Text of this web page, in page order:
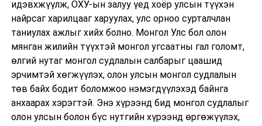
идэвхжүүлж, ОХУ-ын залуу үед хоёр улсын түүхэн
найрсаг харилцааг харуулах, улс орноо сурталчлан
таниулах ажлыг хийх болно. Монгол Улс бол олон
мянган жилийн түүхтэй монгол угсаатны гал голомт,
өлгий нутаг монгол судлалын салбарыг цаашид
эрчимтэй хөгжүүлэх, олон улсын монгол судлалын
төв байх бодит боломжоо нэмэгдүүлэхэд байнга
анхаарах хэрэгтэй. Энэ хүрээнд бид монгол судлалыг
олон улсын болон бүс нутгийн хүрээнд өргөжүүлэх,